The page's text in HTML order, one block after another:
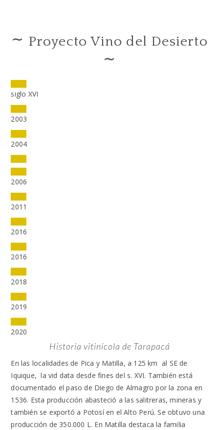
∼ Proyecto Vino del Desierto
∼
siglo XVI
2003
2004
2006
2011
2016
2016
2018
2019
2020
Historia vitinícola de Tarapacá
En las localidades de Pica y Matilla, a 125 km al SE de
Iquique, la vid data desde fines del s. XVI. También está
documentado el paso de Diego de Almagro por la zona en
1536. Esta producción abasteció a las salitreras, mineras y
también se exportó a Potosí en el Alto Perú. Se obtuvo una
producción de 350.000 L. En Matilla destaca la familia